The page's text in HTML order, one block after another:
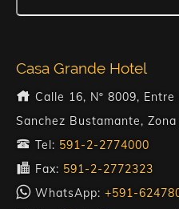
Casa Grande Hotel
Calle 16, Nº 8009,
Sanchez Bustamante,
Tel: 591-2-2774000
Fax: 591-2-2772323
WhatsApp: +591-